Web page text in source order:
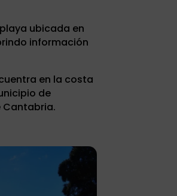
ubicada en
información
en la costa
de
Cantabria.